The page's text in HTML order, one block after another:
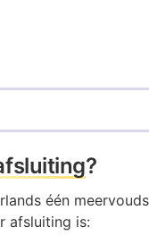
?
één
afsluiting is: